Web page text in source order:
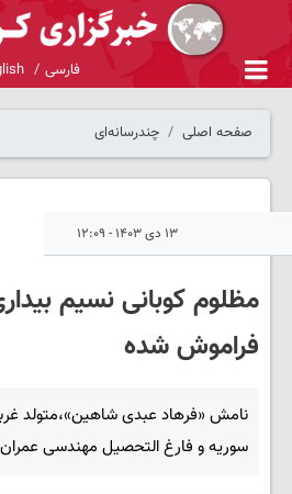
فارسی
صفحه اصلی چندرسانه‌ای
۱۳ دی ۱۴۰۳ - ۱۲:۰۹
مظلوم کوبانی نسیم
فراموش شده
نامش «فرهاد عبدی شاهین»،متولد
سوریه و فارغ التحصیل مهندسی